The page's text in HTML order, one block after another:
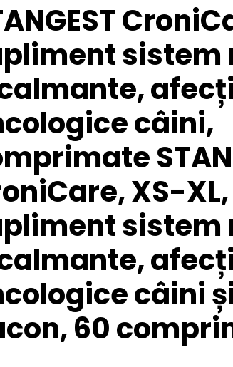
sistem
câini,
XS-XL,
sistem
câini
60